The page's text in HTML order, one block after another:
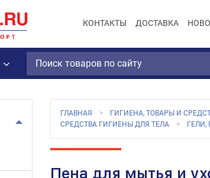
КОНТАКТЫ ДОСТАВКА
ГЛАВНАЯ ГИГИЕНА, ТОВАРЫ И
СРЕДСТВА ГИГИЕНЫ ДЛЯ ТЕЛА
Пена для мытья и